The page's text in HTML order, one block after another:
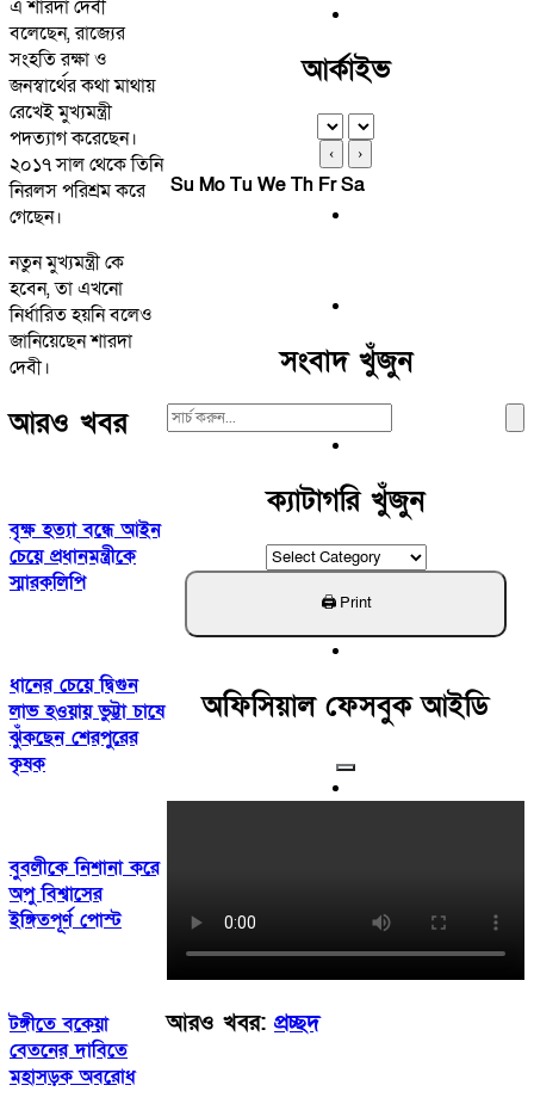
এ শারদা দেবী
বলেছেন, রাজ্যের
সংহতি রক্ষা ও
জনস্বার্থের কথা মাথায়
রেখেই মুখ্যমন্ত্রী
পদত্যাগ করেছেন।
২০১৭ সাল থেকে তিনি
নিরলস পরিশ্রম করে
গেছেন।
নতুন মুখ্যমন্ত্রী কে
হবেন, তা এখনো
নির্ধারিত হয়নি বলেও
জানিয়েছেন শারদা
দেবী।
আরও খবর
বৃক্ষ হত্যা বন্ধে আইন
চেয়ে প্রধানমন্ত্রীকে
স্মারকলিপি
ধানের চেয়ে দ্বিগুন
লাভ হওয়ায় ভুট্টা চাষে
ঝুঁকছেন শেরপুরের
কৃষক
বুবলীকে নিশানা করে
অপু বিশ্বাসের
ইঙ্গিতপূর্ণ পোস্ট
টঙ্গীতে বকেয়া
বেতনের দাবিতে
মহাসড়ক অবরোধ
আর্কাইভ
‹ ›
Su MoTu WeTh FrSa
সংবাদ খুঁজুন
Search
ক্যাটাগরি খুঁজুন
ক্যাটাগরি
খুঁজুন
অফিসিয়াল ফেসবুক আইডি
আরও খবর: প্রচ্ছদ